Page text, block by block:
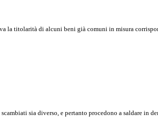
la titolarità di alcuni beni già comuni in misura
sia diverso, e pertanto procedono a saldare in